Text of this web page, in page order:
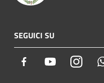
SEGUICI SU
Facebook Youtube